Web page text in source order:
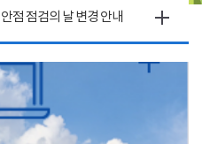
점 점검의 날 변경 안내
미운영 공지